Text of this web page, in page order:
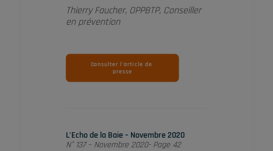
Thierry Faucher, OPPBTP, Conseiller
en prévention
Consulter l'article de
presse
L’Echo de la Baie – Novembre 2020
N° 137 – Novembre 2020- Page 42